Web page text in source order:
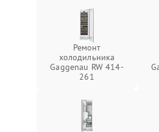
Ремонт
холодильника
Gaggenau RW 414-
261